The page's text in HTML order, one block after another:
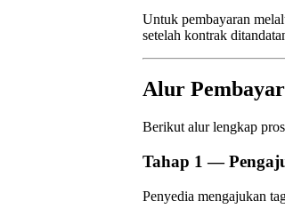
Untuk pembayaran
setelah kontrak
Alur
Berikut alur lengkap
Tahap 1 —
Penyedia mengajukan